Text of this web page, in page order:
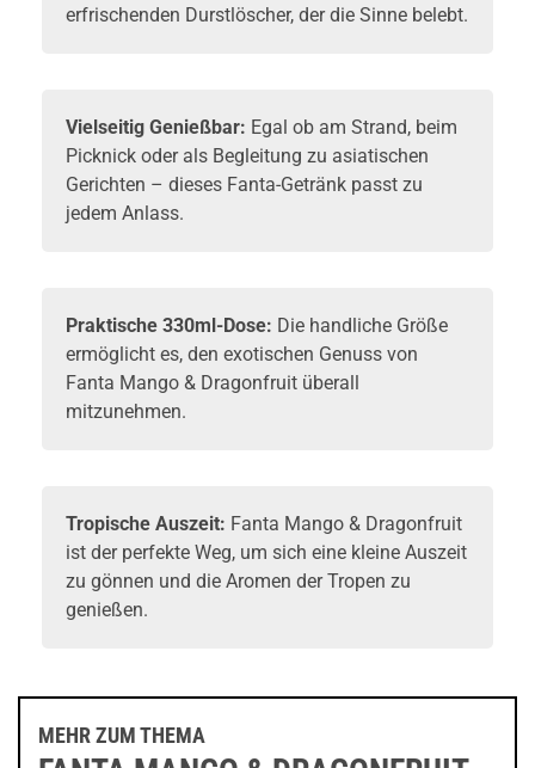
erfrischenden Durstlöscher, der die Sinne belebt.
Vielseitig Genießbar: Egal ob am Strand, beim
Picknick oder als Begleitung zu asiatischen
Gerichten – dieses Fanta-Getränk passt zu
jedem Anlass.
Praktische 330ml-Dose: Die handliche Größe
ermöglicht es, den exotischen Genuss von
Fanta Mango & Dragonfruit überall
mitzunehmen.
Tropische Auszeit: Fanta Mango & Dragonfruit
ist der perfekte Weg, um sich eine kleine Auszeit
zu gönnen und die Aromen der Tropen zu
genießen.
MEHR ZUM THEMA